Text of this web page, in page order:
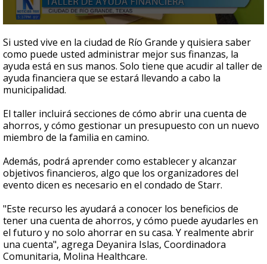
seconds
of
57
seconds
Si usted vive en la ciudad de Río Grande y quisiera saber
como puede usted administrar mejor sus finanzas, la
ayuda está en sus manos. Solo tiene que acudir al taller de
ayuda financiera que se estará llevando a cabo la
municipalidad.
El taller incluirá secciones de cómo abrir una cuenta de
ahorros, y cómo gestionar un presupuesto con un nuevo
miembro de la familia en camino.
Además, podrá aprender como establecer y alcanzar
objetivos financieros, algo que los organizadores del
evento dicen es necesario en el condado de Starr.
"Este recurso les ayudará a conocer los beneficios de
tener una cuenta de ahorros, y cómo puede ayudarles en
el futuro y no solo ahorrar en su casa. Y realmente abrir
una cuenta", agrega Deyanira Islas, Coordinadora
Comunitaria, Molina Healthcare.